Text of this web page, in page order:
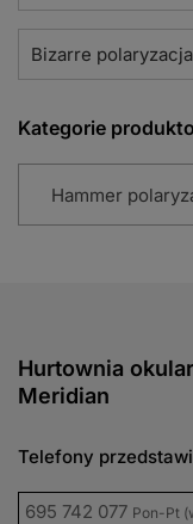
Bizarre polaryzacja
Kategorie
Hammer
Hurtownia
Meridian
Telefony
695 742 077 Pon-Pt